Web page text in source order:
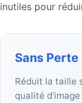
inutiles pour
Sans Perte
Réduit la taille
qualité d'image